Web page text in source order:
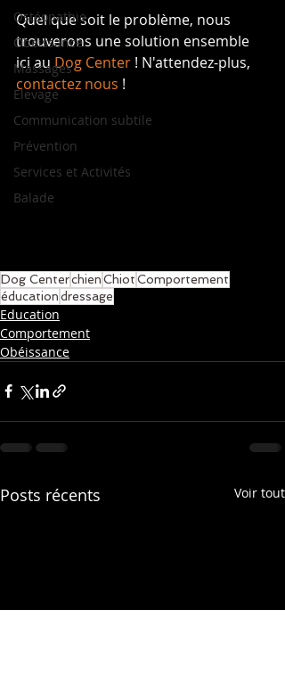
Ostéopathie
Obéissance
Massages
Elevage
Communication subtile
Prévention
Services et Activités
Balade
Quel que soit le problème, nous
trouverons une solution ensemble
ici au Dog Center ! N'attendez-plus,
contactez nous !
Dog CenterchienChiotComportement
éducationdressage
Education
Comportement
Obéissance
Posts récents Voir tout